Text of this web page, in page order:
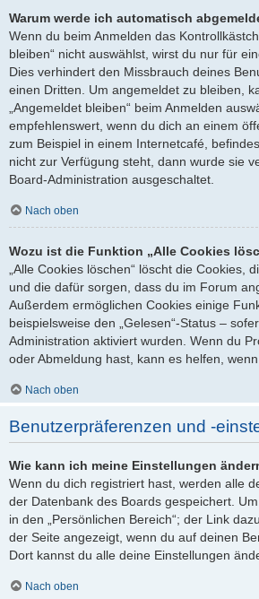
Warum werde ich automatisch
Wenn du beim Anmelden das
bleiben“ nicht auswählst, wirst du nur für
Dies verhindert den Missbrauch deines
einen Dritten. Um angemeldet zu bleiben,
„Angemeldet bleiben“ beim Anmelden
empfehlenswert, wenn du dich an einem
zum Beispiel in einem Internetcafé,
nicht zur Verfügung steht, dann wurde sie
Board-Administration ausgeschaltet.
Nach oben
Wozu ist die Funktion „Alle Cookies
„Alle Cookies löschen“ löscht die Cookies,
und die dafür sorgen, dass du im Forum
Außerdem ermöglichen Cookies einige
beispielsweise den „Gelesen“-Status –
Administration aktiviert wurden. Wenn du
oder Abmeldung hast, kann es helfen,
Nach oben
Benutzerpräferenzen und -
Wie kann ich meine Einstellungen
Wenn du dich registriert hast, werden alle
der Datenbank des Boards gespeichert.
in den „Persönlichen Bereich“; der Link
der Seite angezeigt, wenn du auf deinen
Dort kannst du alle deine Einstellungen
Nach oben